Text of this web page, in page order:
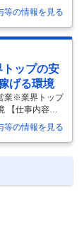
資格navi」／
◇建設業界専特
理技士等の資
資格学院』を
して資格保有
は、700超の
等の情報を見る
ップの安
げる環境
業※業界トップ
【仕事内容】
定性！／未経
容】 【知名
ズインセン＋
万円／脱年功
国で展開する
等の情報を見る